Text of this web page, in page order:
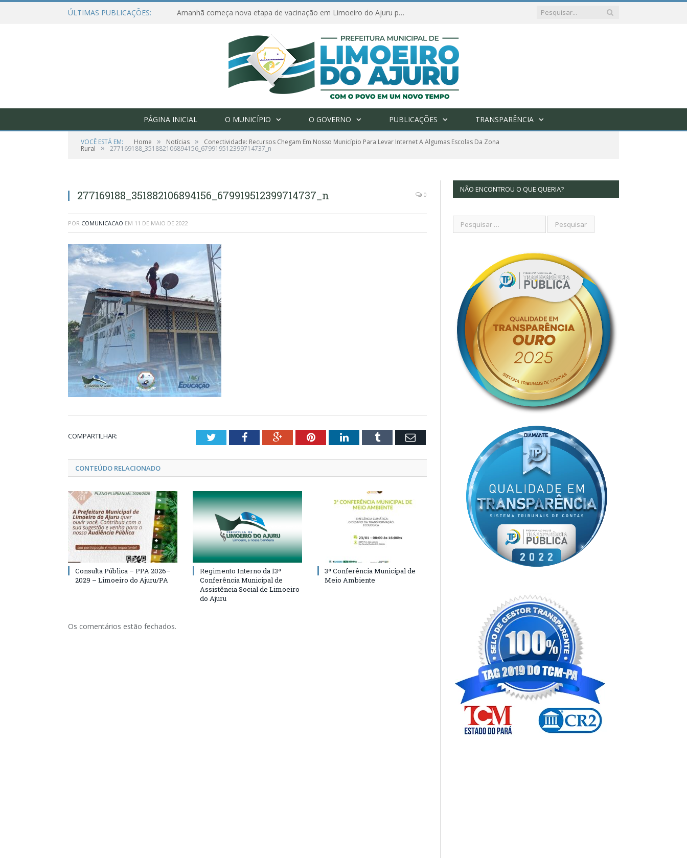
ÚLTIMAS PUBLICAÇÕES: Amanhã começa nova etapa de vacinação em Limoeiro do Ajuru para idosos com 65 ou mais
PÁGINA INICIAL O MUNICÍPIO O GOVERNO PUBLICAÇÕES TRANSPARÊNCIA
VOCÊ ESTÁ EM: Home » Notícias » Conectividade: Recursos Chegam Em Nosso Município Para Levar Internet A Algumas Escolas Da Zona
Rural » 277169188_351882106894156_679919512399714737_n
277169188_351882106894156_679919512399714737_n 0
POR COMUNICACAO EM 11 DE MAIO DE 2022
COMPARTILHAR: TwitterFacebookGoogle+PinterestLinkedInTumblr Email
CONTEÚDO RELACIONADO
Consulta Pública – PPA 2026–
2029 – Limoeiro do Ajuru/PA
Regimento Interno da 13ª
Conferência Municipal de
Assistência Social de Limoeiro
do Ajuru
3ª Conferência Municipal de
Meio Ambiente
Os comentários estão fechados.
NÃO ENCONTROU O QUE QUERIA?